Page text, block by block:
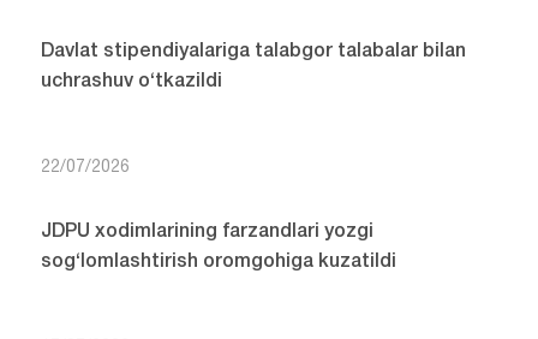
Davlat stipendiyalariga talabgor talabalar bilan
uchrashuv o‘tkazildi
22/07/2026
JDPU xodimlarining farzandlari yozgi
sog‘lomlashtirish oromgohiga kuzatildi